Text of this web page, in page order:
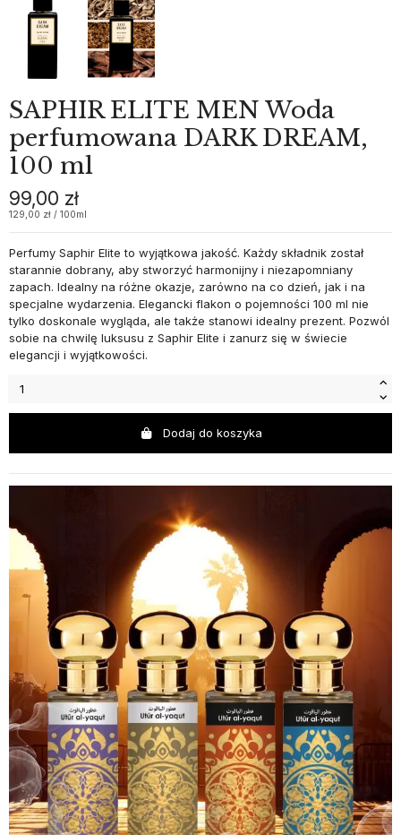
SAPHIR ELITE MEN Woda
perfumowana DARK DREAM,
100 ml
99,00 zł
129,00 zł / 100ml
Perfumy Saphir Elite to wyjątkowa jakość. Każdy składnik został
starannie dobrany, aby stworzyć harmonijny i niezapomniany
zapach. Idealny na różne okazje, zarówno na co dzień, jak i na
specjalne wydarzenia. Elegancki flakon o pojemności 100 ml nie
tylko doskonale wygląda, ale także stanowi idealny prezent. Pozwól
sobie na chwilę luksusu z Saphir Elite i zanurz się w świecie
elegancji i wyjątkowości.
Dodaj do koszyka